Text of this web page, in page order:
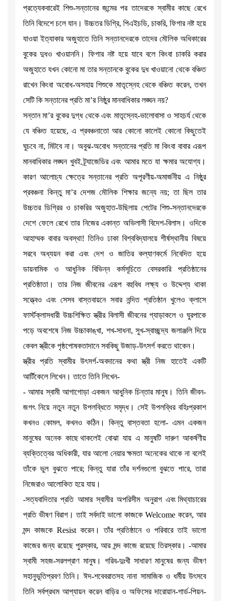
প্রত্যেকবারেই শিশু-সন্তানের জন্মের পর তাদেরকে স্বামীর কাছে রেখে
তিনি বিদেশে চলে যান। উচ্চতর ডিগ্রি, পিএইচডি, চাকরি, ফিগার নষ্ট হয়ে
যাওয়া ইত্যাকার অজুহাতে তিনি সন্তানদেরকে তাদের মৌলিক অধিকারের
বুকের দুধও খাওয়াননি। ফিগার নষ্ট হয়ে যাবে বলে কিংবা চাকরি করার
অজুহাতে যখন কোনো মা তার সন্তানকে বুকের দুধ খাওয়ানো থেকে বঞ্চিত
রাখেন কিংবা অবোধ-অসহায় শিশুকে মাতৃস্নেহ থেকে বঞ্চিত করেন, তখন
সেটি কি সন্তানের প্রতি মা’র নিষ্ঠুর মানবাধিকার লঙ্ঘন নয়?
সন্তান মা’র বুকের দুগ্ধ থেকে এবং মাতৃস্নেহ-ভালোবাসা ও সাহচর্য থেকে
যে বঞ্চিত হয়েছে, এ প্রবঞ্চনাতো আর কোনো কালেই কোনো কিছুতেই
ঘুচবে না, মিটবে না। অবুঝ-অবোধ সন্তানের প্রতি মা কিংবা বাবার এরূপ
মানবাধিকার লঙ্ঘন খুবই ট্র্যাজেডির এবং আমার মতে যা ক্ষমার অযোগ্য।
কারণ আলোচ্য ক্ষেত্রে সন্তানের প্রতি অপূরণীয়-অমার্জনীয় এ নিষ্ঠুর
প্রবঞ্চনা কিন্তু মা’র দেশজ মৌলিক শিক্ষার জন্যে নয়; তা ছিল তার
উচ্চতর ডিগ্রির ও চাকরির অজুহাত-উছিলায় পেটের শিশু-সন্তানদেরকে
দেশে ফেলে রেখে তার নিজের একান্ত অভিলাসী বিদেশ-বিলাস। ওদিকে
আহাম্মক বাবার অবস্থা! তিনিও ঢাকা বিশ্ববিদ্যালয়ে শীর্ষস্থানীয় বিষয়ে
সরবে অধ্যয়ন করা এবং দেশ ও জাতির কল্যাণকর্মে নিবেদিত হয়ে
ডায়নামিক ও আধুনিক বিভিন্ন কর্মসূচিতে বেসরকারি প্রতিষ্ঠানের
প্রতিষ্ঠাতা। তার নিজ জীবনের এরূপ বহুবিধ লক্ষ্য ও উদ্দেশ্য থাকা
সত্ত্বেও এবং সেসব বাস্তবায়নে সবার নন্দিত প্রতিষ্ঠান খুলেও ক্লাসে
ফার্স্টক্লাসধারী উচ্চশিক্ষিত স্ত্রীর বিলাসী জীবনের গ্যাড়াকলে ও ঘুরপাকে
পড়ে অবশেষে নিজ উচ্চাকাঙ্খা, শখ-সাধনা, সুখ-স্বাচ্ছন্দ্য জলাঞ্জলি দিয়ে
কেবল স্ত্রীকে পৃষ্ঠপোষকতাদানে সবকিছু উজাড়-উৎসর্গ করতে থাকেন।
স্ত্রীর প্রতি স্বামীর উৎসর্গ-অবদানের কথা স্ত্রী নিজ হাতেই একটি
আর্টিকেলে লিখেন। তাতে তিনি লিখেন-
- আমার স্বামী আগাগোড়া একজন আধুনিক চিন্তার মানুষ। তিনি জীবন-
জগৎ নিয়ে নতুন নতুন উপলব্ধিতে সমৃদ্ধ। সেই উপলব্ধির বহিঃপ্রকাশ
কখনও কোমল, কখনও কঠিন। কিন্তু বাস্তবতা হলো- এমন একজন
মানুষের অনেক কাছে থাকলেই বোঝা যায় এ মানুষটি দারুণ আকর্ষণীয়
ব্যক্তিত্বের অধিকারী, যার আলো নেয়ার ক্ষমতা অনেকের থাকে না বলেই
তাঁকে ভুল বুঝতে পারে; কিন্তু যারা তাঁর দর্শনগুলো বুঝতে পারে, তারা
নিজেরাও আলোকিত হয়ে যায়।
-সত্যবাদিতার প্রতি আমার স্বামীর অপরিসীম অনুরাগ এবং মিথ্যাচারের
প্রতি ভীষণ বিরাগ। তাই সর্বদাই ভালো কাজকে Welcome করেন, আর
মন্দ কাজকে Resist করেন। তাঁর প্রতিষ্ঠানে ও পরিবারে তাই ভালো
কাজের জন্য রয়েছে পুরস্কার, আর মন্দ কাজে রয়েছে তিরস্কার। -আমার
স্বামী সহজ-সরলপ্রাণ মানুষ। গরিব-দুঃখী সাধারণ মানুষের জন্য ভীষণ
সহানুভূতিপ্রবণ তিনি। ঈদ-শবেবরাতসহ নানা সামাজিক ও ধর্মীয় উৎসবে
তিনি সর্বপ্রথম আপ্যায়ন করেন বাড়ির ও অফিসের দারোয়ান-গার্ড-পিয়ন-